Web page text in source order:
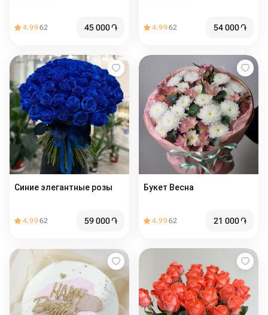
4.9962 45 000֏ 4.9962 54 000֏
Синие элегантные розы
4.9962 59 000֏
Букет Весна
4.9962 21 000֏